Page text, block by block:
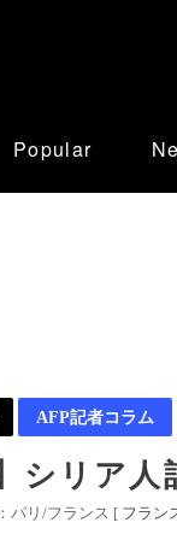
Popular
AFP記者コラム
シリア
パリ/フランス [ フラン